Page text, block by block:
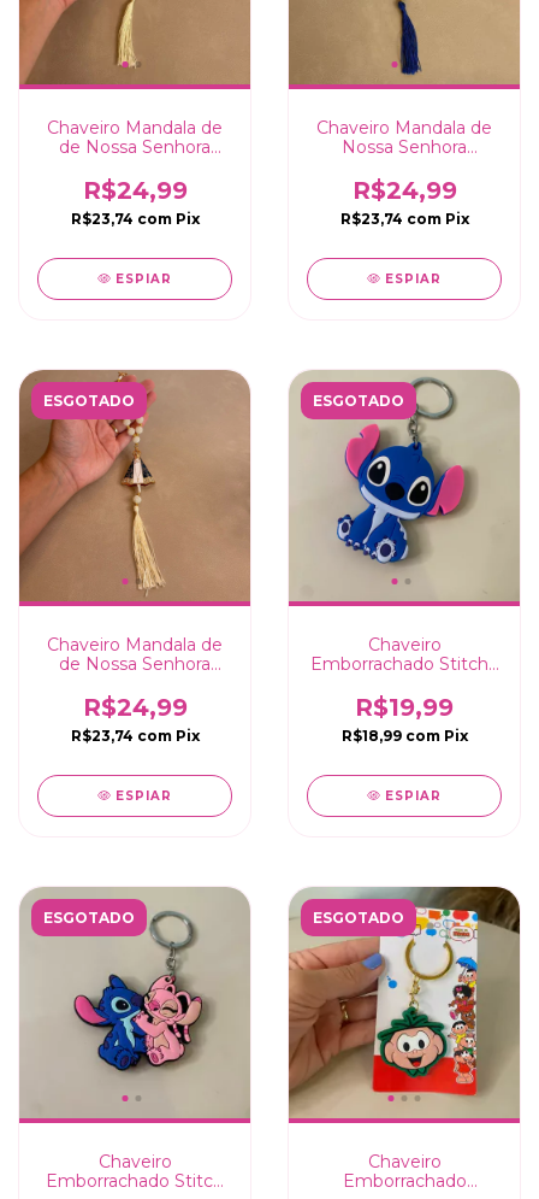
Chaveiro Mandala de
de Nossa Senhora
Branco - 27cm
R$24,99
R$23,74 com Pix
ESPIAR
Chaveiro Mandala de
Nossa Senhora
Azul - 27cm
R$24,99
R$23,74 com Pix
ESPIAR
ESGOTADO
Chaveiro Mandala de
de Nossa Senhora
Branco - 27cm
R$24,99
R$23,74 com Pix
ESPIAR
ESGOTADO
Chaveiro
Emborrachado Stitch -
R$19,99
R$18,99 com Pix
ESPIAR
ESGOTADO
Chaveiro
Emborrachado Stitch
ESGOTADO
Chaveiro
Emborrachado